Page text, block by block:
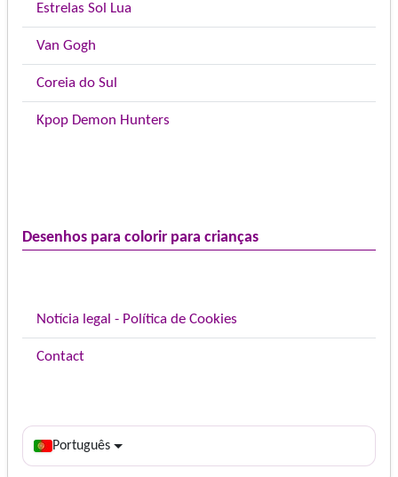
Estrelas Sol Lua
Van Gogh
Coreia do Sul
Kpop Demon Hunters
Desenhos para colorir para crianças
Notícia legal - Política de Cookies
Contact
Português